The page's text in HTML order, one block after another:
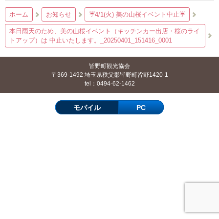
ホーム お知らせ ☔4/1(火) 美の山桜イベント中止☔
本日雨天のため、美の山桜イベント（キッチンカー出店・桜のライ
トアップ）は 中止いたします。_20250401_151416_0001
皆野町観光協会
〒369-1492 埼玉県秩父郡皆野町皆野1420-1
tel：0494-62-1462
モバイル PC